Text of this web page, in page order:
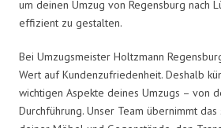
um deinen Umzug von Regensburg nach
effizient zu gestalten.
Bei Umzugsmeister Holtzmann
Wert auf Kundenzufriedenheit. Deshalb
wichtigen Aspekte deines Umzugs – von
Durchführung. Unser Team übernimmt das